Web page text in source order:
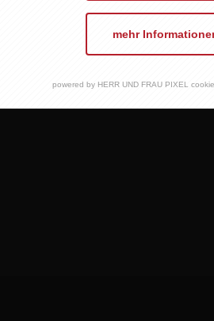
mehr
powered by HERR UND FRAU PIXEL